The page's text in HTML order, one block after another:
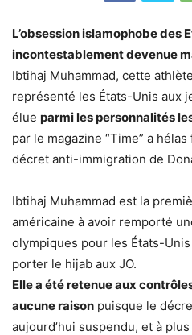
L’obsession islamophobe des
incontestablement devenue
Ibtihaj Muhammad, cette
représenté les États-Unis aux
élue parmi les personnalités
par le magazine “Time” a
décret anti-immigration de
Ibtihaj Muhammad est la
américaine à avoir remporté
olympiques pour les États-
porter le hijab aux JO.
Elle a été retenue aux
aucune raison puisque le
aujourd’hui suspendu, et à